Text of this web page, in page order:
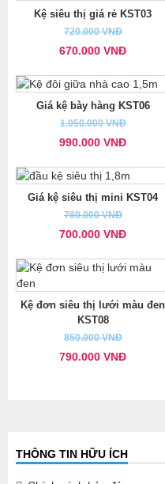
Kệ siêu thị giá rẻ KST03
720.000 VNĐ
670.000 VNĐ
Giá kệ bày hàng KST06
1.050.000 VNĐ
990.000 VNĐ
Giá kệ siêu thị mini KST04
780.000 VNĐ
700.000 VNĐ
Kệ đơn siêu thị lưới màu đen
KST08
850.000 VNĐ
790.000 VNĐ
THÔNG TIN HỮU ÍCH